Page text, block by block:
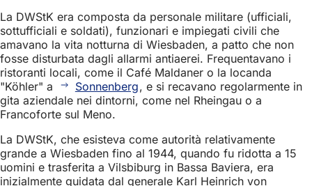
La DWStK era composta da personale militare (ufficiali,
sottufficiali e soldati), funzionari e impiegati civili che
amavano la vita notturna di Wiesbaden, a patto che non
fosse disturbata dagli allarmi antiaerei. Frequentavano i
ristoranti locali, come il Café Maldaner o la locanda
"Köhler" a
Sonnenberg, e si recavano regolarmente in
gita aziendale nei dintorni, come nel Rheingau o a
Francoforte sul Meno.
La DWStK, che esisteva come autorità relativamente
grande a Wiesbaden fino al 1944, quando fu ridotta a 15
uomini e trasferita a Vilsbiburg in Bassa Baviera, era
inizialmente guidata dal generale Karl Heinrich von